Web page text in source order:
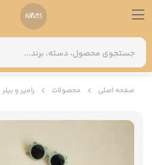
صفحه اصلی محصولات رامپر و بیلر